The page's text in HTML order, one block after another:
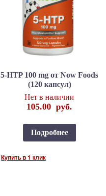
5-HTP 100 mg от Now Foods
(120 капсул)
Нет в наличии
105.00 руб.
Подробнее
Купить в 1 клик